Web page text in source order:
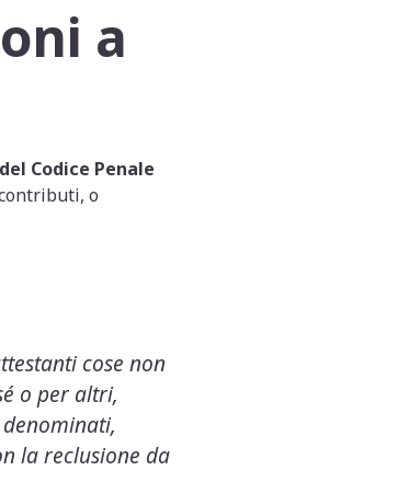
a
Codice Penale
o
cose non
o per altri,
la reclusione da